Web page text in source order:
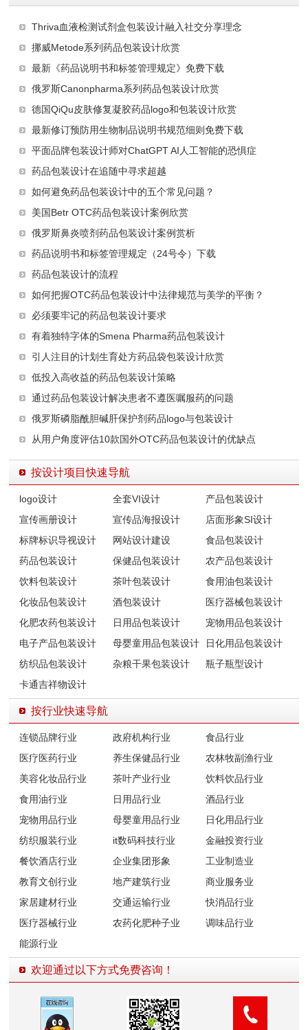
Thriva血液检测试剂盒包装设计融入社交分享理念
挪威Metode系列药品包装设计欣赏
最新《药品说明书和标签管理规定》免费下载
俄罗斯Canonpharma系列药品包装设计欣赏
德国QiQu皮肤修复凝胶药品logo和包装设计欣赏
最新修订预防用生物制品说明书规范细则免费下载
平面品牌包装设计师对ChatGPT AI人工智能的恐惧症
药品包装设计在追随中寻求超越
如何避免药品包装设计中的五个常见问题？
美国Betr OTC药品包装设计案例欣赏
俄罗斯鼻炎喷剂药品包装设计案例赏析
药品说明书和标签管理规定（24号令）下载
药品包装设计的流程
如何把握OTC药品包装设计中法律规范与美学的平衡？
必须要牢记的药品包装设计要求
有着独特字体的Smena Pharma药品包装设计
引人注目的计划生育处方药品袋包装设计欣赏
低投入高收益的药品包装设计策略
通过药品包装设计解决患者不遵医嘱服药的问题
俄罗斯磷脂酰胆碱肝保护剂药品logo与包装设计
从用户角度评估10款国外OTC药品包装设计的优缺点
按设计项目快速导航
logo设计 全套VI设计
产品包装设计
宣传画册设计
宣传品海报设计
店面形象SI设计
标牌标识导视设计
网站设计建设
食品包装设计
药品包装设计
保健品包装设计
农产品包装设计
饮料包装设计
茶叶包装设计
食用油包装设计
化妆品包装设计
酒包装设计
医疗器械包装设计
化肥农药包装设计
日用品包装设计
宠物用品包装设计
电子产品包装设计
母婴童用品包装设计
日化用品包装设计
纺织品包装设计
杂粮干果包装设计
瓶子瓶型设计
卡通吉祥物设计
按行业快速导航
连锁品牌行业 政府机构行业
食品行业
医疗医药行业
养生保健品行业
农林牧副渔行业
美容化妆品行业
茶叶产业行业
饮料饮品行业
食用油行业
日用品行业
酒品行业
宠物用品行业
母婴童用品行业
日化用品行业
纺织服装行业
it数码科技行业
金融投资行业
餐饮酒店行业
企业集团形象
工业制造业
教育文创行业
地产建筑行业
商业服务业
家居建材行业
交通运输行业
快消品行业
医疗器械行业
农药化肥种子业
调味品行业
能源行业
欢迎通过以下方式免费咨询！